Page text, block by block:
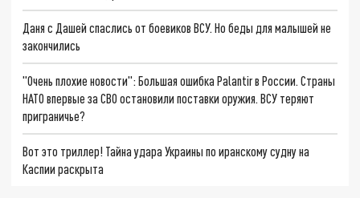
Даня с Дашей спаслись от боевиков ВСУ. Но беды для малышей не
закончились
"Очень плохие новости": Большая ошибка Palantir в России. Страны
НАТО впервые за СВО остановили поставки оружия. ВСУ теряют
приграничье?
Вот это триллер! Тайна удара Украины по иранскому судну на
Каспии раскрыта